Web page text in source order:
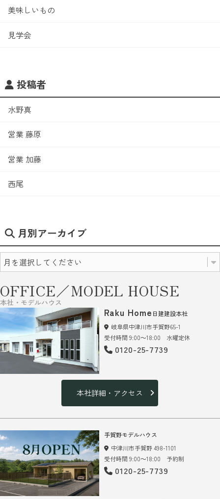
美味しいもの
見学会
投稿者
水野真
営業 藤原
営業 加藤
西尾
月別アーカイブ
OFFICE／MODEL HOUSE
本社・モデルハウス
Raku Home 日建建設本社
岐阜県中津川市手賀野65-1
受付時間 9:00～18:00 水曜定休
0120-25-7739
本社詳細・アクセス
手賀野モデルハウス
中津川市手賀野 498-1101
受付時間 9:00～18:00 予約制
0120-25-7739